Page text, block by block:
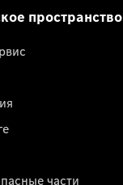
пространство
части